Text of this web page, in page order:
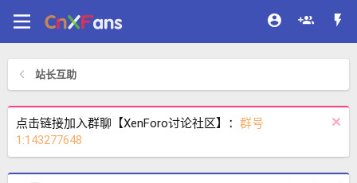
站长互助
点击链接加入群聊【XenForo讨论社区】： 群号
1:143277648